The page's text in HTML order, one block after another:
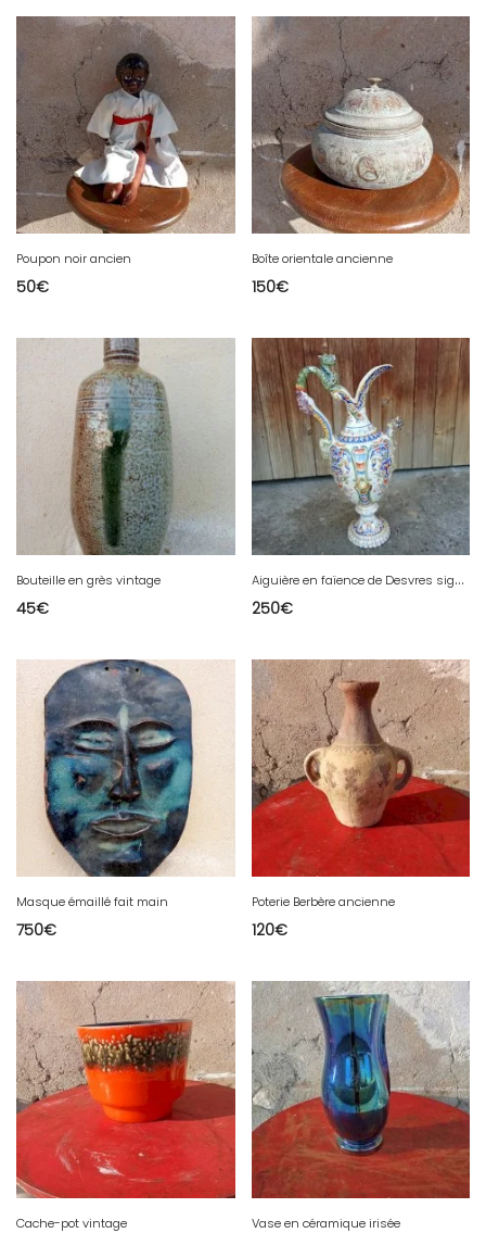
Poupon noir ancien
50€
Boîte orientale ancienne
150€
Bouteille en grès vintage
45€
A
iguière en faïence de Desvres signée François Fourmaintraux
250€
Masque émaillé fait main
750€
Poterie Berbère ancienne
120€
Cache-pot vintage Vase en céramique irisée